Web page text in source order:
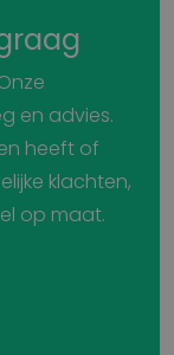
en advies.
heeft of
klachten,
op maat.